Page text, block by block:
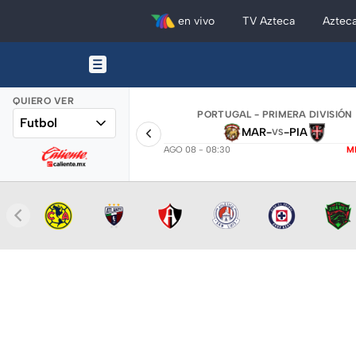
en vivo TV Azteca
QUIERO VER
Futbol
PORTUGAL - PRIMERA DIVISIÓN
MAR-VS-PIA
AGO 08 - 08:30